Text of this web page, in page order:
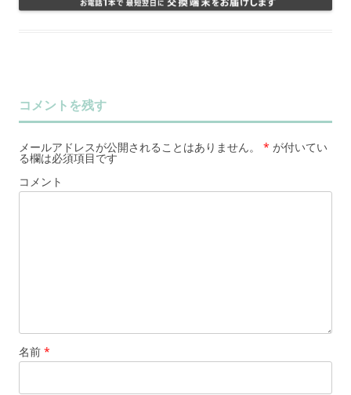
コメントを残す
メールアドレスが公開されることはありません。 * が付いてい
る欄は必須項目です
コメント
名前 *